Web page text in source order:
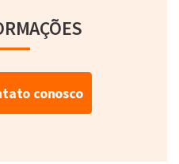
conosco